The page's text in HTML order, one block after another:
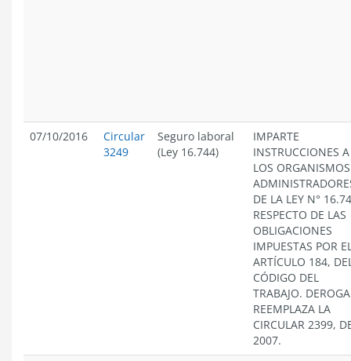
07/10/2016
Circular
3249
Seguro laboral
(Ley 16.744)
IMPARTE
INSTRUCCIONES A
LOS ORGANISMOS
DE LA LEY N°
RESPECTO DE LAS
OBLIGACIONES
IMPUESTAS POR
ARTÍCULO 184,
CÓDIGO DEL
TRABAJO.
REEMPLAZA LA
CIRCULAR 2399,
2007.